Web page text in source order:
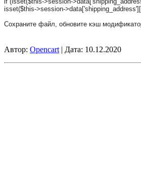
isset($this->session->data['
Сохраните файл, обновите кэш
Автор: Opencart | Дата: 10.12.2020